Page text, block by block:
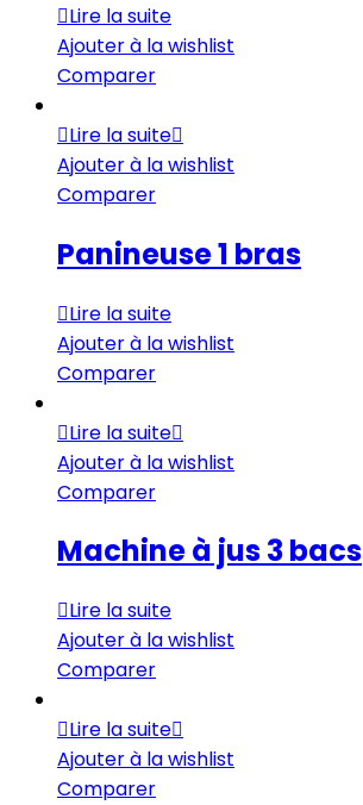
Lire la suite
Ajouter à la wishlist
Comparer
Lire la suite
Ajouter à la wishlist
Comparer
Panineuse 1 bras
Lire la suite
Ajouter à la wishlist
Comparer
Lire la suite
Ajouter à la wishlist
Comparer
Machine à jus 3 bacs
Lire la suite
Ajouter à la wishlist
Comparer
Lire la suite
Ajouter à la wishlist
Comparer